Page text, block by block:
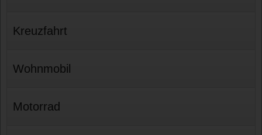
Kreuzfahrt
Wohnmobil
Motorrad